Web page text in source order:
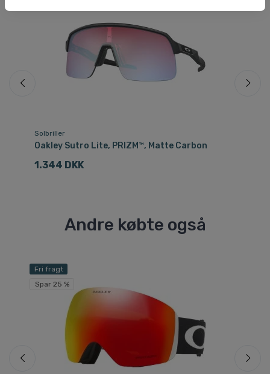
Solbriller
Oakley Sutro Lite, PRIZM™, Matte Carbon
1.344 DKK
Andre købte også
Fri fragt
Spar 25 %